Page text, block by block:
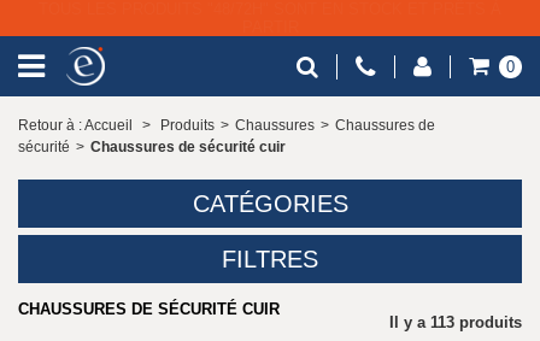
0
Retour à : Accueil > Produits > Chaussures > Chaussures de
sécurité > Chaussures de sécurité cuir
CATÉGORIES
FILTRES
CHAUSSURES DE SÉCURITÉ CUIR
Il y a 113 produits